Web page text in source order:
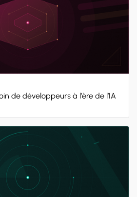
de développeurs à l’ère de l’IA